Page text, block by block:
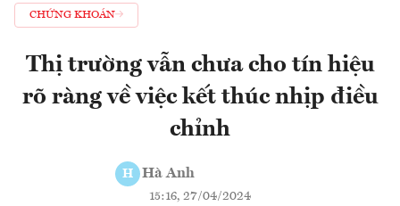
CHỨNG KHOÁN
Thị trường vẫn chưa cho tín hiệu
rõ ràng về việc kết thúc nhịp điều
chỉnh
H Hà Anh
15:16, 27/04/2024